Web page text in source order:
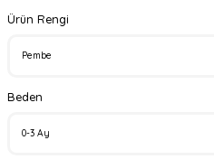
Ürün Rengi
Beden